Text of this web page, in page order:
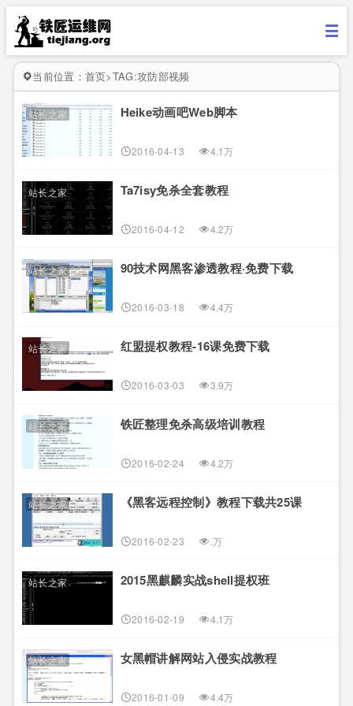
当前位置： 首页>TAG:攻防部视频
站长之家 Heike动画吧Web脚本
2016-04-13 4.1万
站长之家 Ta7isy免杀全套教程
2016-04-12 4.2万
站长之家 90技术网黑客渗透教程·免费下载
2016-03-18 4.4万
站长之家 红盟提权教程-16课免费下载
2016-03-03 3.9万
站长之家 铁匠整理免杀高级培训教程
2016-02-24 4.2万
站长之家 《黑客远程控制》教程下载共25课
2016-02-23 .万
站长之家 2015黑麒麟实战shell提权班
2016-02-19 4.1万
站长之家 女黑帽讲解网站入侵实战教程
2016-01-09 4.4万